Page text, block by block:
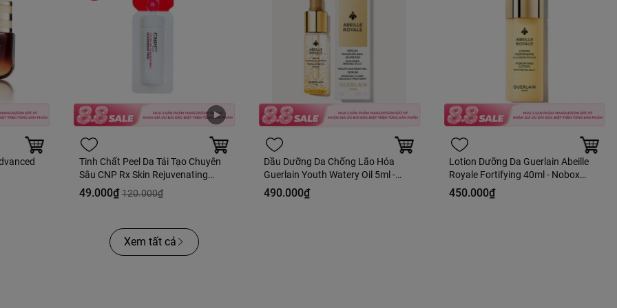
Tinh Chất Peel Da Tái Tạo Chuyên
Sâu CNP Rx Skin Rejuvenating
Intensive Peel 2ml
49.000₫ 120.000₫
Dầu Dưỡng Da Chống Lão Hóa
Guerlain Youth Watery Oil 5ml -
Fullbox Hàng Duty
490.000₫
Lotion Dưỡng Da Guerlain Abeille
Royale Fortifying 40ml - Nobox
Hàng Duty
450.000₫
Xem tất cả